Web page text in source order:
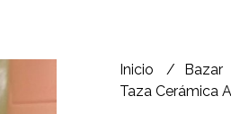
Inicio Bazar
Taza Cerámica